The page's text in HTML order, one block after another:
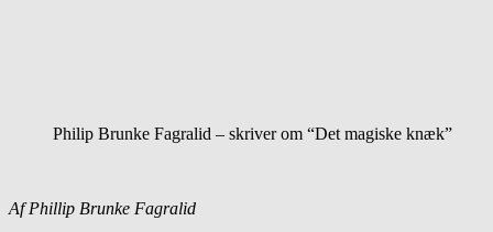
Philip Brunke Fagralid – skriver om “Det magiske knæk”
Af Phillip Brunke Fagralid